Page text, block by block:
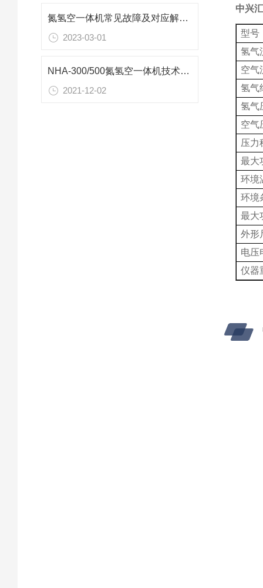
氮氢空一体机常见故障及对应解决方案
2023-03-01
NHA-300/500氮氢空一体机技术参数
2021-12-02
中兴
型号
氢气
空气
氢气
氢气
空气
压力
最大
环境
环境
最大
外形
电压
仪器